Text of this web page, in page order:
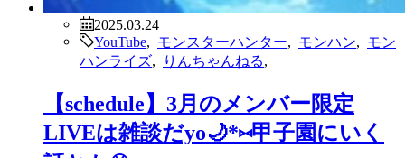
2025.03.24
YouTube
モンスターハンター モンハン
モン
ハンライズ
りんちゃんねる
【schedule】3月のメンバー限定
LIVEは雑談だyo🌙*⑅甲子園にいく